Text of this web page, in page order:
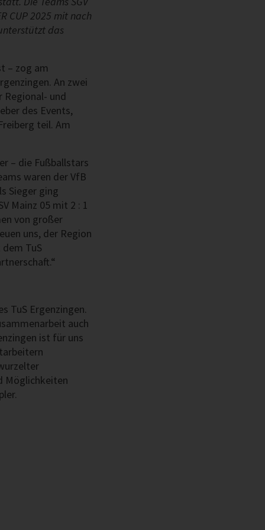
CUP 2025 mit nach
das
– zog am
An zwei
Regional- und
des Events,
teil. Am
– die Fußballstars
waren der VfB
Sieger ging
Mainz 05 mit 2 : 1
von großer
uns, der Region
TuS
TuS Ergenzingen.
auch
ist für uns
Möglichkeiten